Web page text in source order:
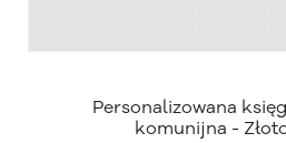
Personalizowana
komunijna -